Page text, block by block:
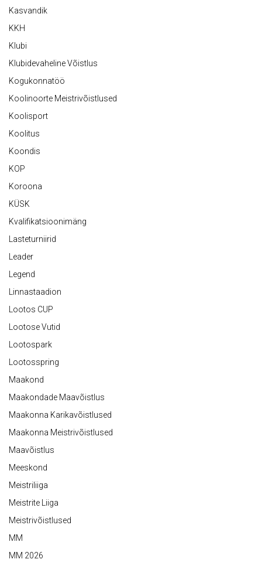
Kasvandik
KKH
Klubi
Klubidevaheline Võistlus
Kogukonnatöö
Koolinoorte Meistrivõistlused
Koolisport
Koolitus
Koondis
KOP
Koroona
KÜSK
Kvalifikatsioonimäng
Lasteturniirid
Leader
Legend
Linnastaadion
Lootos CUP
Lootose Vutid
Lootospark
Lootosspring
Maakond
Maakondade Maavõistlus
Maakonna Karikavõistlused
Maakonna Meistrivõistlused
Maavõistlus
Meeskond
Meistriliiga
Meistrite Liiga
Meistrivõistlused
MM
MM 2026